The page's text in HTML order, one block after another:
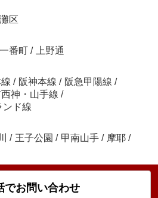
区
番町 /
上野通
/ 阪神本線 / 阪急甲陽線 /
神・山手線 /
ンド線
/ 王子公園 / 甲南山手 / 摩耶 /
でお問い合わせ